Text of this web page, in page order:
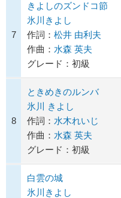
7
きよしのズンドコ節
氷川きよし
作詞： 松井 由利夫
作曲： 水森 英夫
グレード：初級
8
ときめきのルンバ
氷川 きよし
作詞： 水木れいじ
作曲： 水森 英夫
グレード：初級
白雲の城
氷川きよし